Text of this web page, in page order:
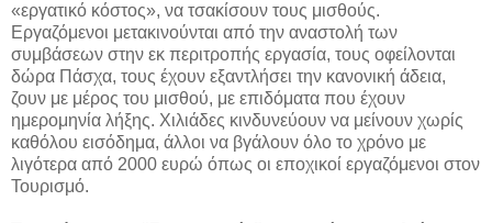
«εργατικό κόστος», να τσακίσουν τους μισθούς.
Εργαζόμενοι μετακινούνται από την αναστολή των
συμβάσεων στην εκ περιτροπής εργασία, τους οφείλονται
δώρα Πάσχα, τους έχουν εξαντλήσει την κανονική άδεια,
ζουν με μέρος του μισθού, με επιδόματα που έχουν
ημερομηνία λήξης. Χιλιάδες κινδυνεύουν να μείνουν χωρίς
καθόλου εισόδημα, άλλοι να βγάλουν όλο το χρόνο με
λιγότερα από 2000 ευρώ όπως οι εποχικοί εργαζόμενοι στον
Τουρισμό.